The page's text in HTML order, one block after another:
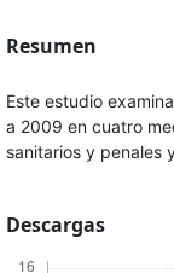
Resumen
Este estudio
a 2009 en cuatro
sanitarios y penales
Descargas